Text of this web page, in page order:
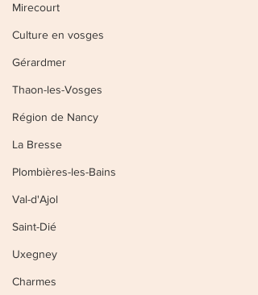
Mirecourt
Culture en vosges
Gérardmer
Thaon-les-Vosges
Région de Nancy
La Bresse
Plombières-les-Bains
Val-d'Ajol
Saint-Dié
Uxegney
Charmes